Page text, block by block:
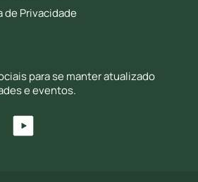
de Privacidade
para se manter atualizado
e eventos.